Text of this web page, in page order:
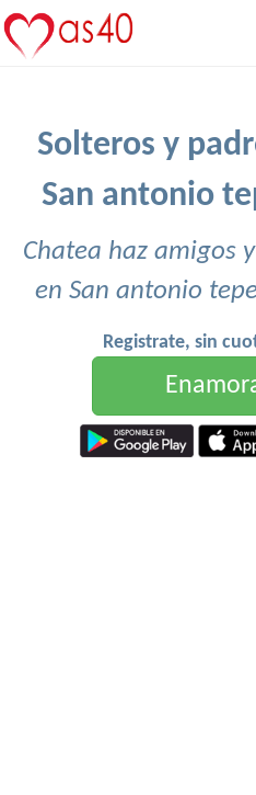
Solteros y
San antonio
Chatea haz amigos
en San antonio
Registrate, sin